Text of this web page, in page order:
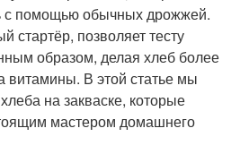
с помощью обычных дрожжей.
стартёр, позволяет тесту
образом, делая хлеб более
витамины. В этой статье мы
на закваске, которые
мастером домашнего